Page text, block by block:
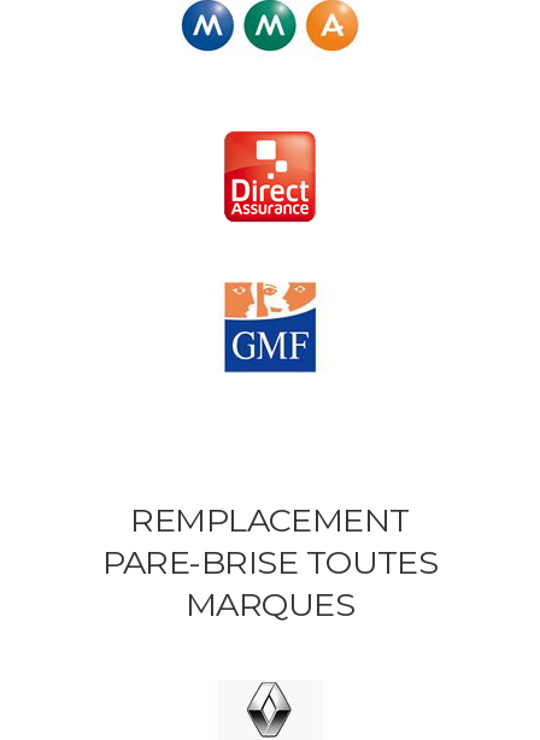
REMPLACEMENT
PARE-BRISE TOUTES
MARQUES